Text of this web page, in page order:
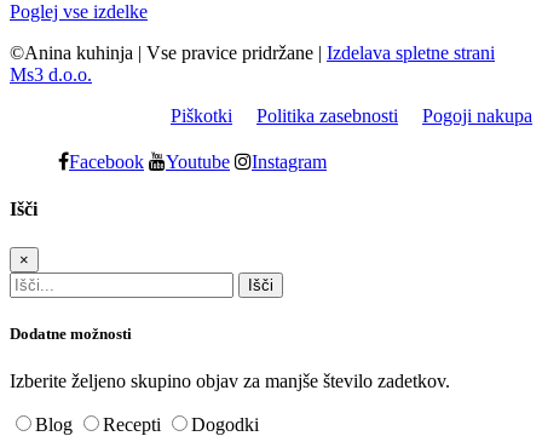
Poglej vse izdelke
©Anina kuhinja | Vse pravice pridržane | Izdelava spletne strani
Ms3 d.o.o.
Piškotki
Politika zasebnosti Pogoji nakupa
Facebook Youtube Instagram
Išči
×
Dodatne možnosti
Izberite željeno skupino objav za manjše število zadetkov.
Blog Recepti Dogodki